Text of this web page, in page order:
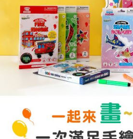
權轉讓予恩沛科技股份有限公司。
２．關於個人資料處理事宜，請瀏覽以下網址：
https://aftee.tw/terms/#terms3
３．未成年的使用者請事先徵得法定代理人或
「AFTEE先享後付」，若未經同意申辦者引起
任。
４．使用「AFTEE先享後付」時，將依據個別
時審查核予不同之上限額度；若仍有額度不足
請求用戶進行身份認證。
５．嚴禁一人註冊多個帳號或使用他人資訊註